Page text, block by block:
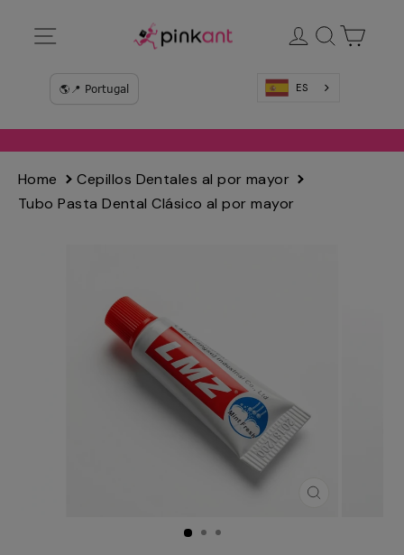
directamente
Ingresar
Buscar
ES
Home
Cepillos Dentales al por mayor
Tubo Pasta Dental Clásico al por mayor